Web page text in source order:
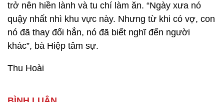
trở nên hiền lành và tu chí làm ăn. “Ngày xưa nó
quậy nhất nhì khu vực này. Nhưng từ khi có vợ, con
nó đã thay đổi hẳn, nó đã biết nghĩ đến người
khác”, bà Hiệp tâm sự.
Thu Hoài